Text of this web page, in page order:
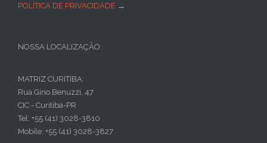
POLÍTICA DE PRIVACIDADE →
NOSSA LOCALIZAÇÃO:
MATRIZ CURITIBA:
Rua Gino Benuzzi, 47
CIC - Curitiba-PR
Tel: +55 (41) 3028-3810
Mobile: +55 (41) 3028-3827